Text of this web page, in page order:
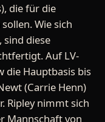
die für die
Wie sich
sind diese
Auf LV-
die Hauptbasis bis
(Carrie Henn)
Ripley nimmt sich
Mannschaft von